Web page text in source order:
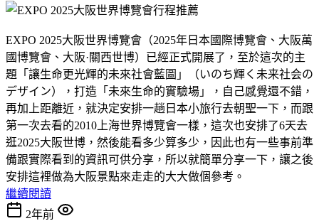
EXPO 2025大阪世界博覽會（2025年日本國際博覽會、大阪萬
國博覽會、大阪·關西世博）已經正式開展了，至於這次的主
題「讓生命更光輝的未來社會藍圖」（いのち輝く未来社会の
デザイン），打造「未來生命的實驗場」，自己感覺還不錯，
再加上距離近，就決定安排一趟日本小旅行去朝聖一下，而跟
第一次去看的2010上海世界博覽會一樣，這次也安排了6天去
逛2025大阪世博，然後能看多少算多少，因此也有一些事前準
備跟實際看到的資訊可供分享，所以就簡單分享一下，讓之後
安排這裡做為大阪景點來走走的大大做個參考。
繼續閱讀
2年前